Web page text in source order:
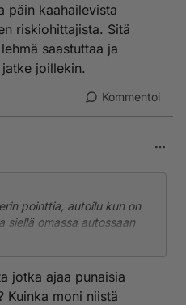
päin kaahailevista
riskiohittajista. Sitä
saastuttaa ja
joillekin.
Kommentoi
pointtia, autoilu kun on
siellä omassa autossaan
pakokaasuista,
se pyhä lehmä
peniksen jatke joillekin.
jotka ajaa punaisia
Kuinka moni niistä